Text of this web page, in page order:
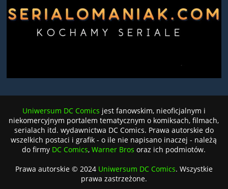
Uniwersum DC Comics jest fanowskim, nieoficjalnym i
niekomercyjnym portalem tematycznym o komiksach, filmach,
serialach itd. wydawnictwa DC Comics. Prawa autorskie do
wszelkich postaci i grafik - o ile nie napisano inaczej - należą
do firmy DC Comics,Warner Bros oraz ich podmiotów.
Prawa autorskie © 2024 Uniwersum DC Comics. Wszystkie
prawa zastrzeżone.